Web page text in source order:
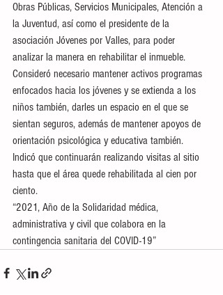
Obras Públicas, Servicios Municipales, Atención a
la Juventud, así como el presidente de la
asociación Jóvenes por Valles, para poder
analizar la manera en rehabilitar el inmueble.
Consideró necesario mantener activos programas
enfocados hacia los jóvenes y se extienda a los
niños también, darles un espacio en el que se
sientan seguros, además de mantener apoyos de
orientación psicológica y educativa también.
Indicó que continuarán realizando visitas al sitio
hasta que el área quede rehabilitada al cien por
ciento.
“2021, Año de la Solidaridad médica,
administrativa y civil que colabora en la
contingencia sanitaria del COVID-19”